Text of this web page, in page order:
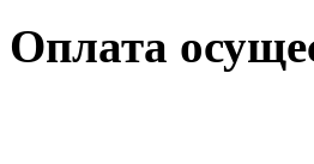
Оплата